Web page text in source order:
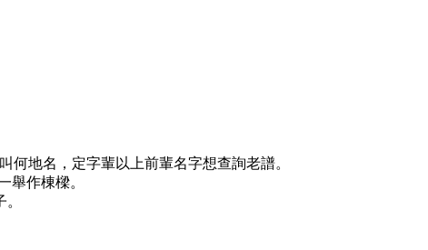
何地名，定字輩以上前輩名字想查詢老譜。
作棟樑。